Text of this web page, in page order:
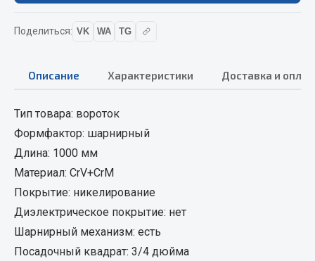
Гайки
Пресс-масленки
Пружины
Хомуты
Весь раздел
Соединительные элементы
Поделиться: VK WA TG
Описание Характеристики Доставка и
Тип товара: вороток
Формфактор: шарнирный
Длина: 1000 мм
Материал: CrV+CrM
Покрытие: никелирование
Диэлектрическое покрытие: нет
Шарнирный механизм: есть
Посадочный квадрат: 3/4 дюйма